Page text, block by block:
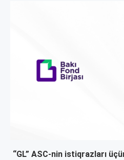
“GL” ASC-nin istiqrazları